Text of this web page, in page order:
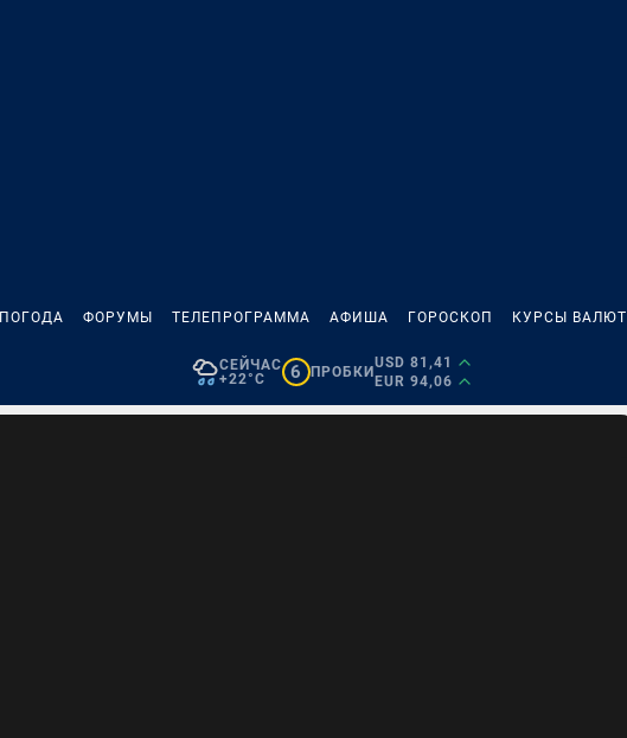
ПОГОДА ФОРУМЫ ТЕЛЕПРОГРАММА АФИША ГОРОСКОП КУРСЫ ВАЛЮТ
СЕЙЧАС
+22°C
6 ПРОБКИ
USD 81,41
EUR 94,06